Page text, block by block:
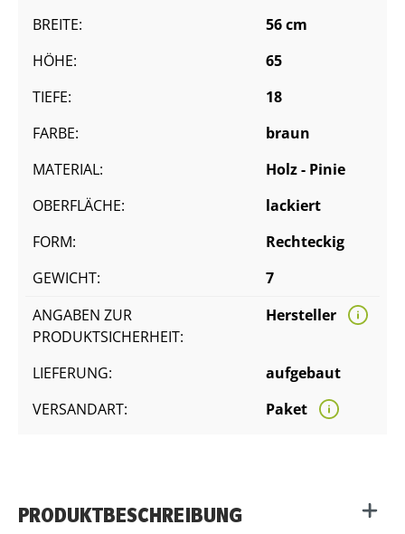
BREITE:
56 cm
HÖHE:
65
TIEFE:
18
FARBE:
braun
MATERIAL:
Holz - Pinie
OBERFLÄCHE:
lackiert
FORM:
Rechteckig
GEWICHT:
7
ANGABEN ZUR
PRODUKTSICHERHEIT:
Hersteller
LIEFERUNG:
aufgebaut
VERSANDART:
Paket
PRODUKTBESCHREIBUNG